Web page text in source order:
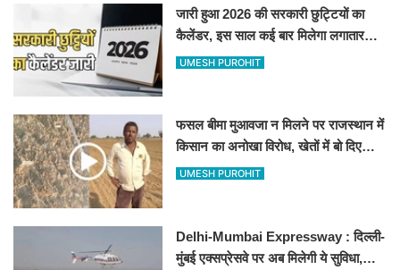
जारी हुआ 2026 की सरकारी छुट्टियों का
कैलेंडर, इस साल कई बार मिलेगा लगातार
अवकाश, देखें
UMESH PUROHIT
फसल बीमा मुआवजा न मिलने पर राजस्थान में
किसान का अनोखा विरोध, खेतों में बो दिए
500-500 रुपए के नोट, वीडियो वायरल
UMESH PUROHIT
Delhi-Mumbai Expressway : दिल्ली-
मुंबई एक्सप्रेसवे पर अब मिलेगी ये सुविधा,